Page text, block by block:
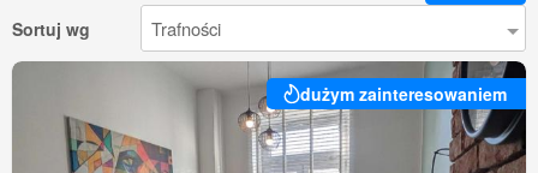
Sortuj wg
dużym zainteresowaniem